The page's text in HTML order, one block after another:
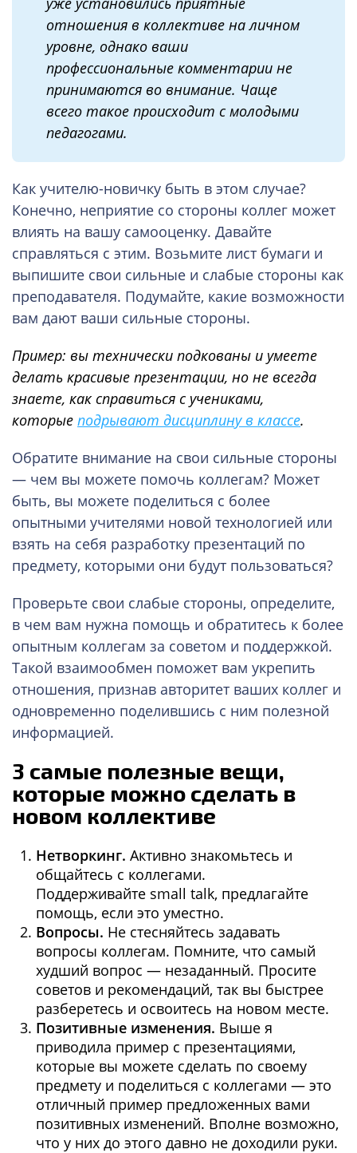
отношения в коллективе на личном
уровне, однако ваши
профессиональные комментарии не
принимаются во внимание. Чаще
всего такое происходит с молодыми
педагогами.
Как учителю-новичку быть в этом случае?
Конечно, неприятие со стороны коллег может
влиять на вашу самооценку. Давайте
справляться с этим. Возьмите лист бумаги и
выпишите свои сильные и слабые стороны как
преподавателя. Подумайте, какие возможности
вам дают ваши сильные стороны.
Пример: вы технически подкованы и умеете
делать красивые презентации, но не всегда
знаете, как справиться с учениками,
которые подрывают дисциплину в классе.
Обратите внимание на свои сильные стороны
— чем вы можете помочь коллегам? Может
быть, вы можете поделиться с более
опытными учителями новой технологией или
взять на себя разработку презентаций по
предмету, которыми они будут пользоваться?
Проверьте свои слабые стороны, определите,
в чем вам нужна помощь и обратитесь к более
опытным коллегам за советом и поддержкой.
Такой взаимообмен поможет вам укрепить
отношения, признав авторитет ваших коллег и
одновременно поделившись с ним полезной
информацией.
3 самые полезные вещи,
которые можно сделать в
новом коллективе
Нетворкинг. Активно знакомьтесь и
общайтесь с коллегами.
Поддерживайте small talk, предлагайте
помощь, если это уместно.
Вопросы. Не стесняйтесь задавать
вопросы коллегам. Помните, что самый
худший вопрос — незаданный. Просите
советов и рекомендаций, так вы быстрее
разберетесь и освоитесь на новом месте.
Позитивные изменения. Выше я
приводила пример с презентациями,
которые вы можете сделать по своему
предмету и поделиться с коллегами — это
отличный пример предложенных вами
позитивных изменений. Вполне возможно,
что у них до этого давно не доходили руки.